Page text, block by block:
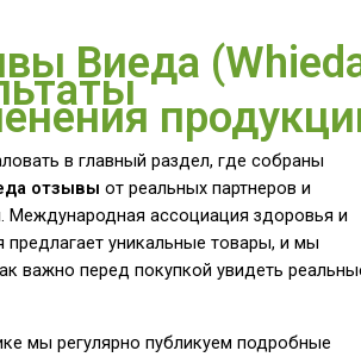
Виеда
в главный раздел, где собраны
отзывы от реальных партнеров и
Международная ассоциация здоровья и
предлагает уникальные товары, и мы
важно перед покупкой увидеть
мы регулярно публикуем подробные